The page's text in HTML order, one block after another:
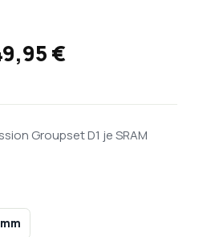
€
2.449,95 € do
Groupset D1 je SRAM